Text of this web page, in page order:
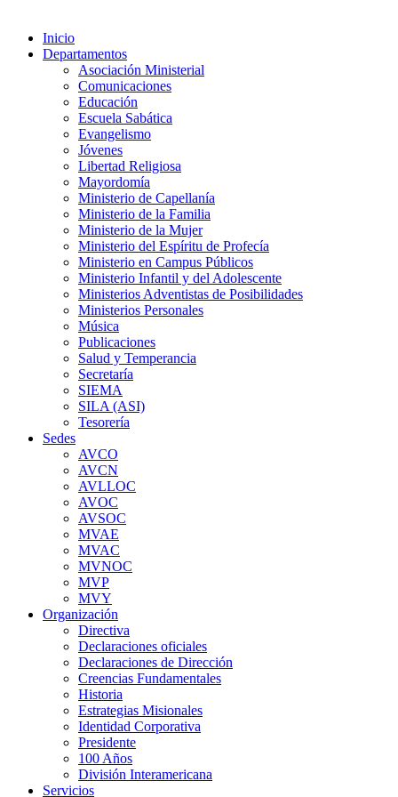
Inicio
Departamentos
Asociación Ministerial
Comunicaciones
Educación
Escuela Sabática
Evangelismo
Jóvenes
Libertad Religiosa
Mayordomía
Ministerio de Capellanía
Ministerio de la Familia
Ministerio de la Mujer
Ministerio del Espíritu de Profecía
Ministerio en Campus Públicos
Ministerio Infantil y del Adolescente
Ministerios Adventistas de Posibilidades
Ministerios Personales
Música
Publicaciones
Salud y Temperancia
Secretaría
SIEMA
SILA (ASI)
Tesorería
Sedes
AVCO
AVCN
AVLLOC
AVOC
AVSOC
MVAE
MVAC
MVNOC
MVP
MVY
Organización
Directiva
Declaraciones oficiales
Declaraciones de Dirección
Creencias Fundamentales
Historia
Estrategias Misionales
Identidad Corporativa
Presidente
100 Años
División Interamericana
Servicios